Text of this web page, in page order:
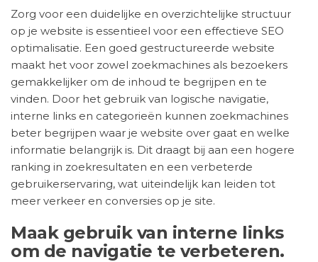
Zorg voor een duidelijke en overzichtelijke structuur
op je website is essentieel voor een effectieve SEO
optimalisatie. Een goed gestructureerde website
maakt het voor zowel zoekmachines als bezoekers
gemakkelijker om de inhoud te begrijpen en te
vinden. Door het gebruik van logische navigatie,
interne links en categorieën kunnen zoekmachines
beter begrijpen waar je website over gaat en welke
informatie belangrijk is. Dit draagt bij aan een hogere
ranking in zoekresultaten en een verbeterde
gebruikerservaring, wat uiteindelijk kan leiden tot
meer verkeer en conversies op je site.
Maak gebruik van interne links
om de navigatie te verbeteren.